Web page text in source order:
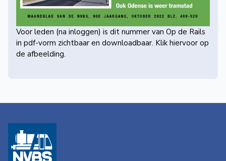
Voor leden (na inloggen) is dit nummer van Op de Rails
in pdf-vorm zichtbaar en downloadbaar. Klik hiervoor op
de afbeelding.